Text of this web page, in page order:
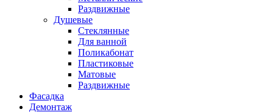
Раздвижные
Душевые
Стеклянные
Для ванной
Поликабонат
Пластиковые
Матовые
Раздвижные
Фасадка
Демонтаж